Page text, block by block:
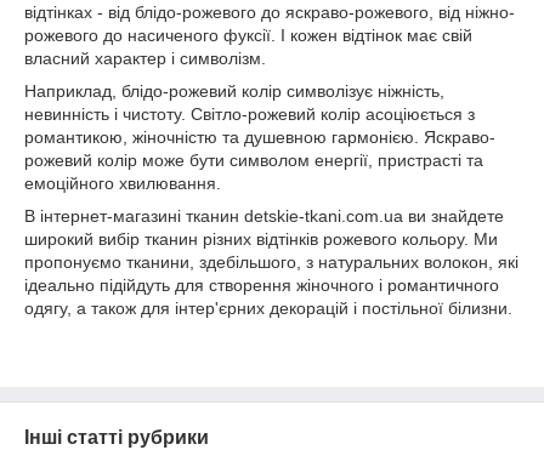
відтінках - від блідо-рожевого до яскраво-рожевого, від ніжно-
рожевого до насиченого фуксії. І кожен відтінок має свій
власний характер і символізм.
Наприклад, блідо-рожевий колір символізує ніжність,
невинність і чистоту. Світло-рожевий колір асоціюється з
романтикою, жіночністю та душевною гармонією. Яскраво-
рожевий колір може бути символом енергії, пристрасті та
емоційного хвилювання.
В інтернет-магазині тканин detskie-tkani.com.ua ви знайдете
широкий вибір тканин різних відтінків рожевого кольору. Ми
пропонуємо тканини, здебільшого, з натуральних волокон, які
ідеально підійдуть для створення жіночного і романтичного
одягу, а також для інтер'єрних декорацій і постільної білизни.
Інші статті рубрики